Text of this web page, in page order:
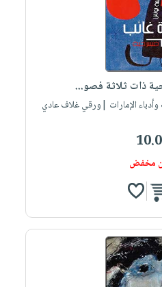
ذات ثلاثة فصو...
الإمارات |ورقي غلاف عادي
مخفض